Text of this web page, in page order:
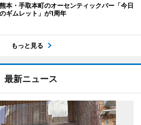
熊本・手取本町のオーセンティックバー「今日
のギムレット」が1周年
もっと見る
最新ニュース